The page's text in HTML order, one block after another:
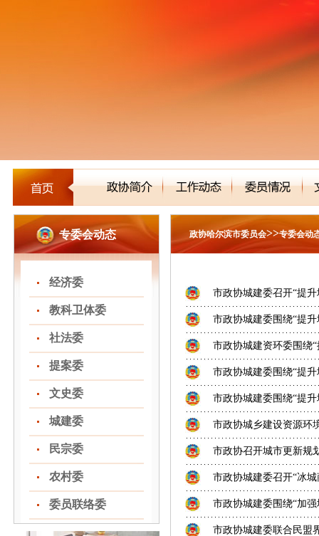
专委会动态
经济委
教科卫体委
社法委
提案委
文史委
城建委
民宗委
农村委
委员联络委
政协哈尔滨市委员会>>专委会动
市政协城建委召开“提
市政协城建委围绕“提
市政协城建资环委围绕
市政协城建委围绕“提
市政协城建委围绕“提
市政协城乡建设资源环
市政协召开城市更新规
市政协城建委召开“冰
市政协城建委围绕“加
市政协城建委联合民盟